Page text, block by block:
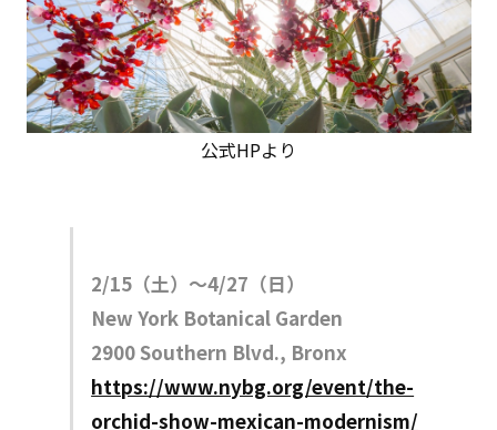
公式HPより
2/15（土）〜4/27（日）
New York Botanical Garden
2900 Southern Blvd., Bronx
https://www.nybg.org/event/the-
orchid-show-mexican-modernism/